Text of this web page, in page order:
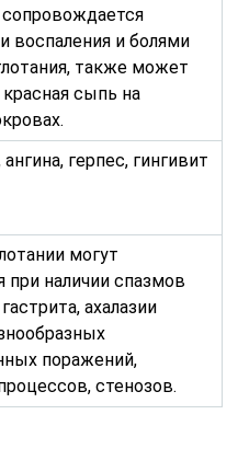
воспаления и болями
также может
сыпь на
герпес, гингивит
могут
при наличии спазмов
ахалазии
поражений,
стенозов.